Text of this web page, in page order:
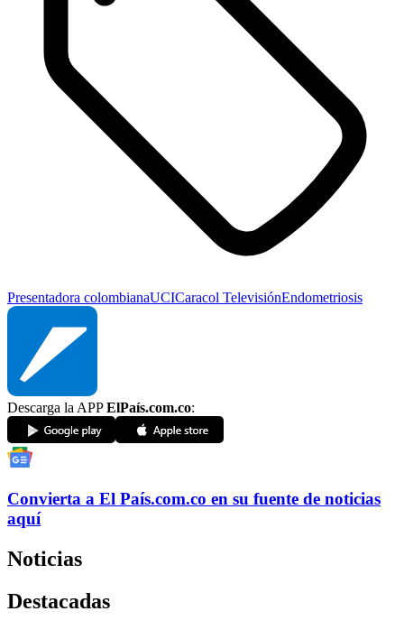
Presentadora colombianaUCICaracol TelevisiónEndometriosis
Descarga la APPElPaís.com.co:
Convierta a El País.com.co en su fuente de noticias
aquí
Noticias
Destacadas